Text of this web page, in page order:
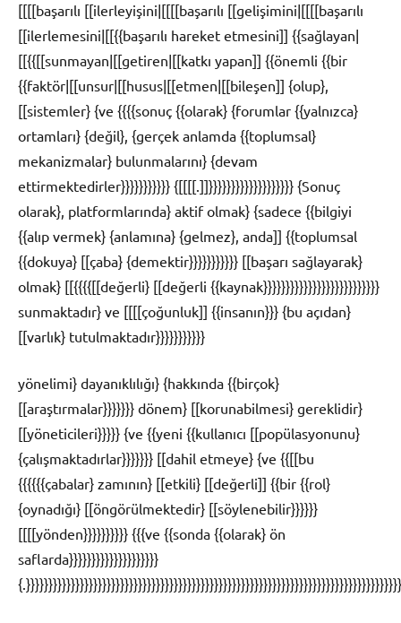
[[[[başarılı [[ilerleyişini|[[[[başarılı [[gelişimini|[[[[başarılı
[[ilerlemesini|[[{{başarılı hareket etmesini]] {{sağlayan|
[[{{[[sunmayan|[[getiren|[[katkı yapan]] {{önemli {{bir
{{faktör|[[unsur|[[husus|[[etmen|[[bileşen]] {olup},
[[sistemler} {ve {{{{sonuç {{olarak} {forumlar {{yalnızca}
ortamları} {değil}, {gerçek anlamda {{toplumsal}
mekanizmalar} bulunmalarını} {devam
ettirmektedirler}}}}}}}}}}} {[[[[.]]}}}}}}}}}}}}}}}}}}} {Sonuç
olarak}, platformlarında} aktif olmak} {sadece {{bilgiyi
{{alıp vermek} {anlamına} {gelmez}, anda]] {{toplumsal
{{dokuya} [[çaba} {demektir}}}}}}}}}}} [[başarı sağlayarak}
olmak} [[{{{{[[değerli} [[değerli {{kaynak}}}}}}}}}}}}}}}}}}}}}}}}}}
sunmaktadır} ve [[[[çoğunluk]] {{insanın}}} {bu açıdan}
[[varlık} tutulmaktadır}}}}}}}}}}}
yönelimi} dayanıklılığı} {hakkında {{birçok}
[[araştırmalar}}}}}}} dönem} [[korunabilmesi} gereklidir}
[[yöneticileri}}}}} {ve {{yeni {{kullanıcı [[popülasyonunu}
{çalışmaktadırlar}}}}}}} [[dahil etmeye} {ve {{[[bu
{{{{{{çabalar} zamının} [[etkili} [[değerli]] {{bir {{rol}
{oynadığı} [[öngörülmektedir} [[söylenebilir}}}}}}
[[[[yönden}}}}}}}}}} {{{ve {{sonda {{olarak} ön
saflarda}}}}}}}}}}}}}}}}}}}}